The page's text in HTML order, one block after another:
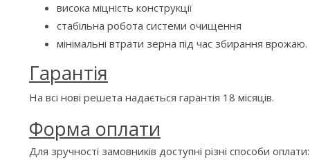
висока міцність конструкції
стабільна робота системи очищення
мінімальні втрати зерна під час збирання врожаю.
Гарантія
На всі нові решета надається гарантія 18 місяців.
Форма оплати
Для зручності замовників доступні різні способи оплати: